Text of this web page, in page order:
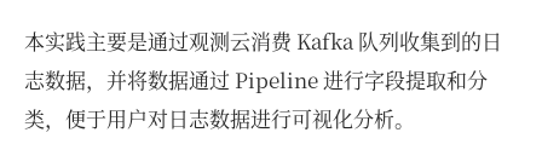
本实践主要是通过观测云消费 Kafka 队列收集到的日
志数据，并将数据通过 Pipeline 进行字段提取和分
类，便于用户对日志数据进行可视化分析。